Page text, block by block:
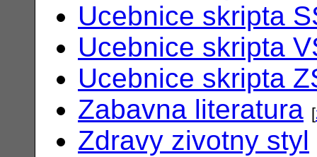
Ucebnice skripta
Ucebnice skripta
Ucebnice skripta
Zabavna literatura [
Zdravy zivotny styl